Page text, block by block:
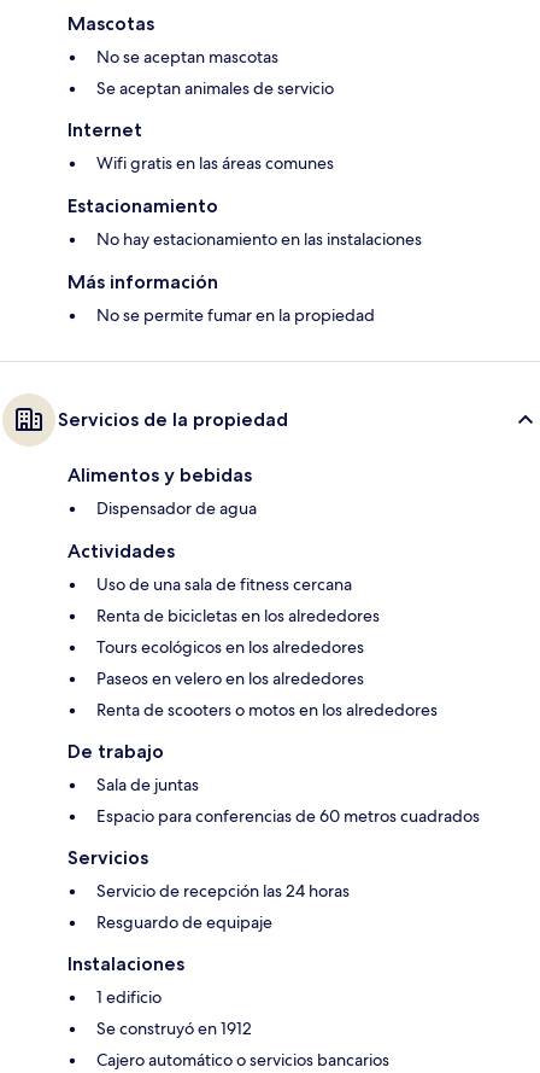
Mascotas
No se aceptan mascotas
Se aceptan animales de servicio
Internet
Wifi gratis en las áreas comunes
Estacionamiento
No hay estacionamiento en las instalaciones
Más información
No se permite fumar en la propiedad
Servicios de la propiedad
Alimentos y bebidas
Dispensador de agua
Actividades
Uso de una sala de fitness cercana
Renta de bicicletas en los alrededores
Tours ecológicos en los alrededores
Paseos en velero en los alrededores
Renta de scooters o motos en los alrededores
De trabajo
Sala de juntas
Espacio para conferencias de 60 metros cuadrados
Servicios
Servicio de recepción las 24 horas
Resguardo de equipaje
Instalaciones
1 edificio
Se construyó en 1912
Cajero automático o servicios bancarios